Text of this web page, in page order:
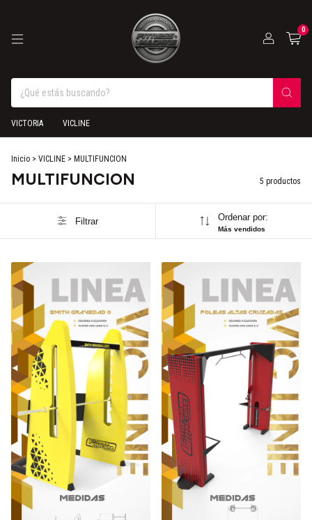
0
VICTORIA VICLINE
Inicio > VICLINE > MULTIFUNCION
MULTIFUNCION 5 productos
Filtrar Ordenar por:
Más vendidos